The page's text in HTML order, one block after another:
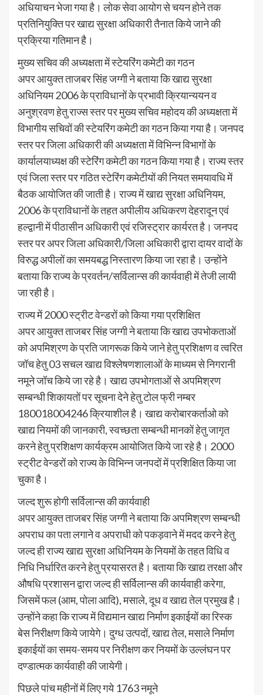
अधियाचन भेजा गया है। लोक सेवा आयोग से चयन होने तक
प्रतिनियुक्ति पर खाद्य सुरक्षा अधिकारी तैनात किये जाने की
प्रक्रिया गतिमान है।
मुख्य सचिव की अध्यक्षता में स्टेयरिंग कमेटी का गठन
अपर आयुक्त ताजबर सिंह जग्गी ने बताया कि खाद्य सुरक्षा
अधिनियम 2006 के प्राविधानों के प्रभावी क्रियान्ययन व
अनुश्रवण हेतु राज्स स्तर पर मुख्य सचिव महोदय की अध्यक्षता में
विभागीय सचिवों की स्टेयरिंग कमेटी का गठन किया गया है। जनपद
स्तर पर जिला अधिकारी की अध्यक्षता में विभिन्न विभागों के
कार्यालयाध्यक्ष की स्टेरिंग कमेटी का गठन किया गया है। राज्य स्तर
एवं जिला स्तर पर गठित स्टेरिंग कमेटीयों की नियत समयावधि में
बैठक आयोजित की जाती है। राज्य में खाद्य सुरक्षा अधिनियम,
2006 के प्राविधानों के तहत अपीलीय अधिकरण देहरादून एवं
हल्द्वानी में पीठासीन अधिकारी एवं रजिस्ट्रार कार्यरत है। जनपद
स्तर पर अपर जिला अधिकारी/जिला अधिकारी द्वारा दायर वादों के
विरुद्ध अपीलों का समयबद्ध निस्तारण किया जा रहा है। उन्होंने
बताया कि राज्य के प्रवर्तन/सर्विलान्स की कार्यवाही में तेजी लायी
जा रही है।
राज्य में 2000 स्ट्रीट वेन्डरों को किया गया प्रशिक्षित
अपर आयुक्त ताजबर सिंह जग्गी ने बताया कि खाद्य उपभोकताओं
को अपमिश्रण के प्रति जागरूक किये जाने हेतु प्रशिक्षण व त्वरित
जॉच हेतु 03 सचल खाद्य विश्लेषणशालाओं के माध्यम से निगरानी
नमूने जॉच किये जा रहे है। खाद्य उपभोगताओं से अपमिश्रण
सम्बन्धी शिकायतों पर सूचना देने हेतु टोल फ्री नम्बर
180018004246 क्रियाशील है। खाद्य करोबारकर्ताओ को
खाद्य नियमों की जानकारी, स्वच्छता सम्बन्धी मानकों हेतु जागृत
करने हेतु प्रशिक्षण कार्यक्रम आयोजित किये जा रहे है। 2000
स्ट्रीट वेन्डरों को राज्य के विभिन्न जनपदों में प्रशिक्षित किया जा
चुका है।
जल्द शुरू होगी सर्विलान्स की कार्यवाही
अपर आयुक्त ताजबर सिंह जग्गी ने बताया कि अपमिश्रण सम्बन्धी
अपराध का पता लगाने व अपराधी को पकड़वाने में मदद करने हेतु
जल्द ही राज्य खाद्य सुरक्षा अधिनियम के नियमों के तहत विधि व
निधि निर्धारित करने हेतु प्रयासरत है। बताया कि खाद्य तरक्षा और
औषधि प्रशासन द्वारा जल्द ही सर्विलान्स की कार्यवाही करेगा,
जिसमें फल (आम, पोला आदि), मसाले, दूध व खाद्य तेल प्रमुख है।
उन्होंने कहा कि राज्य में विद्यमान खाद्य निर्माण इकाईयों का रिस्क
बेस निरीक्षण किये जायेगे। दुग्ध उत्पदों, खाद्य तेल, मसाले निर्माण
इकाईयों का समय-समय पर निरीक्षण कर नियमों के उल्लंघन पर
दण्डात्मक कार्यवाही की जायेगी।
पिछले पांच महीनों में लिए गये 1763 नमूने